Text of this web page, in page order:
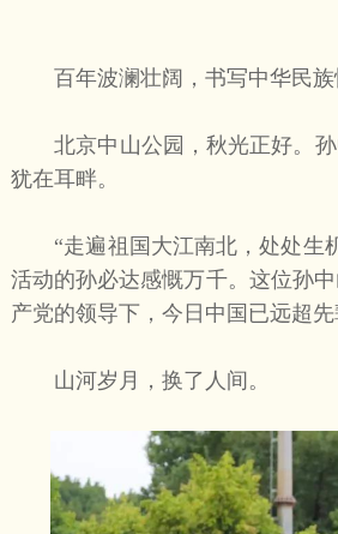
百年波澜壮阔，书写中华民族
北京中山公园，秋光正好。孙
犹在耳畔。
“走遍祖国大江南北，处处生
活动的孙必达感慨万千。这位孙
产党的领导下，今日中国已远超先
山河岁月，换了人间。